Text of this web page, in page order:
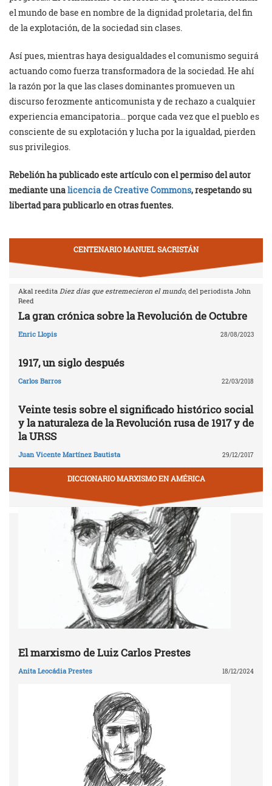
el mundo de base en nombre de la dignidad proletaria, del fin
de la explotación, de la sociedad sin clases.
Así pues, mientras haya desigualdades el comunismo seguirá
actuando como fuerza transformadora de la sociedad. He ahí
la razón por la que las clases dominantes promueven un
discurso ferozmente anticomunista y de rechazo a cualquier
experiencia emancipatoria… porque cada vez que el pueblo es
consciente de su explotación y lucha por la igualdad, pierden
sus privilegios.
Rebelión ha publicado este artículo con el permiso del autor
mediante unalicencia de Creative Commons, respetando su
libertad para publicarlo en otras fuentes.
CENTENARIO MANUEL SACRISTÁN
Akal reedita Diez días que estremecieron el mundo, del periodista John
Reed
La gran crónica sobre la Revolución de Octubre
Enric Llopis 28/08/2023
1917, un siglo después
Carlos Barros 22/03/2018
Veinte tesis sobre el significado histórico social
y la naturaleza de la Revolución rusa de 1917 y de
la URSS
Juan Vicente Martínez Bautista 29/12/2017
DICCIONARIO MARXISMO EN AMÉRICA
El marxismo de Luiz Carlos Prestes
Anita Leocádia Prestes 18/12/2024